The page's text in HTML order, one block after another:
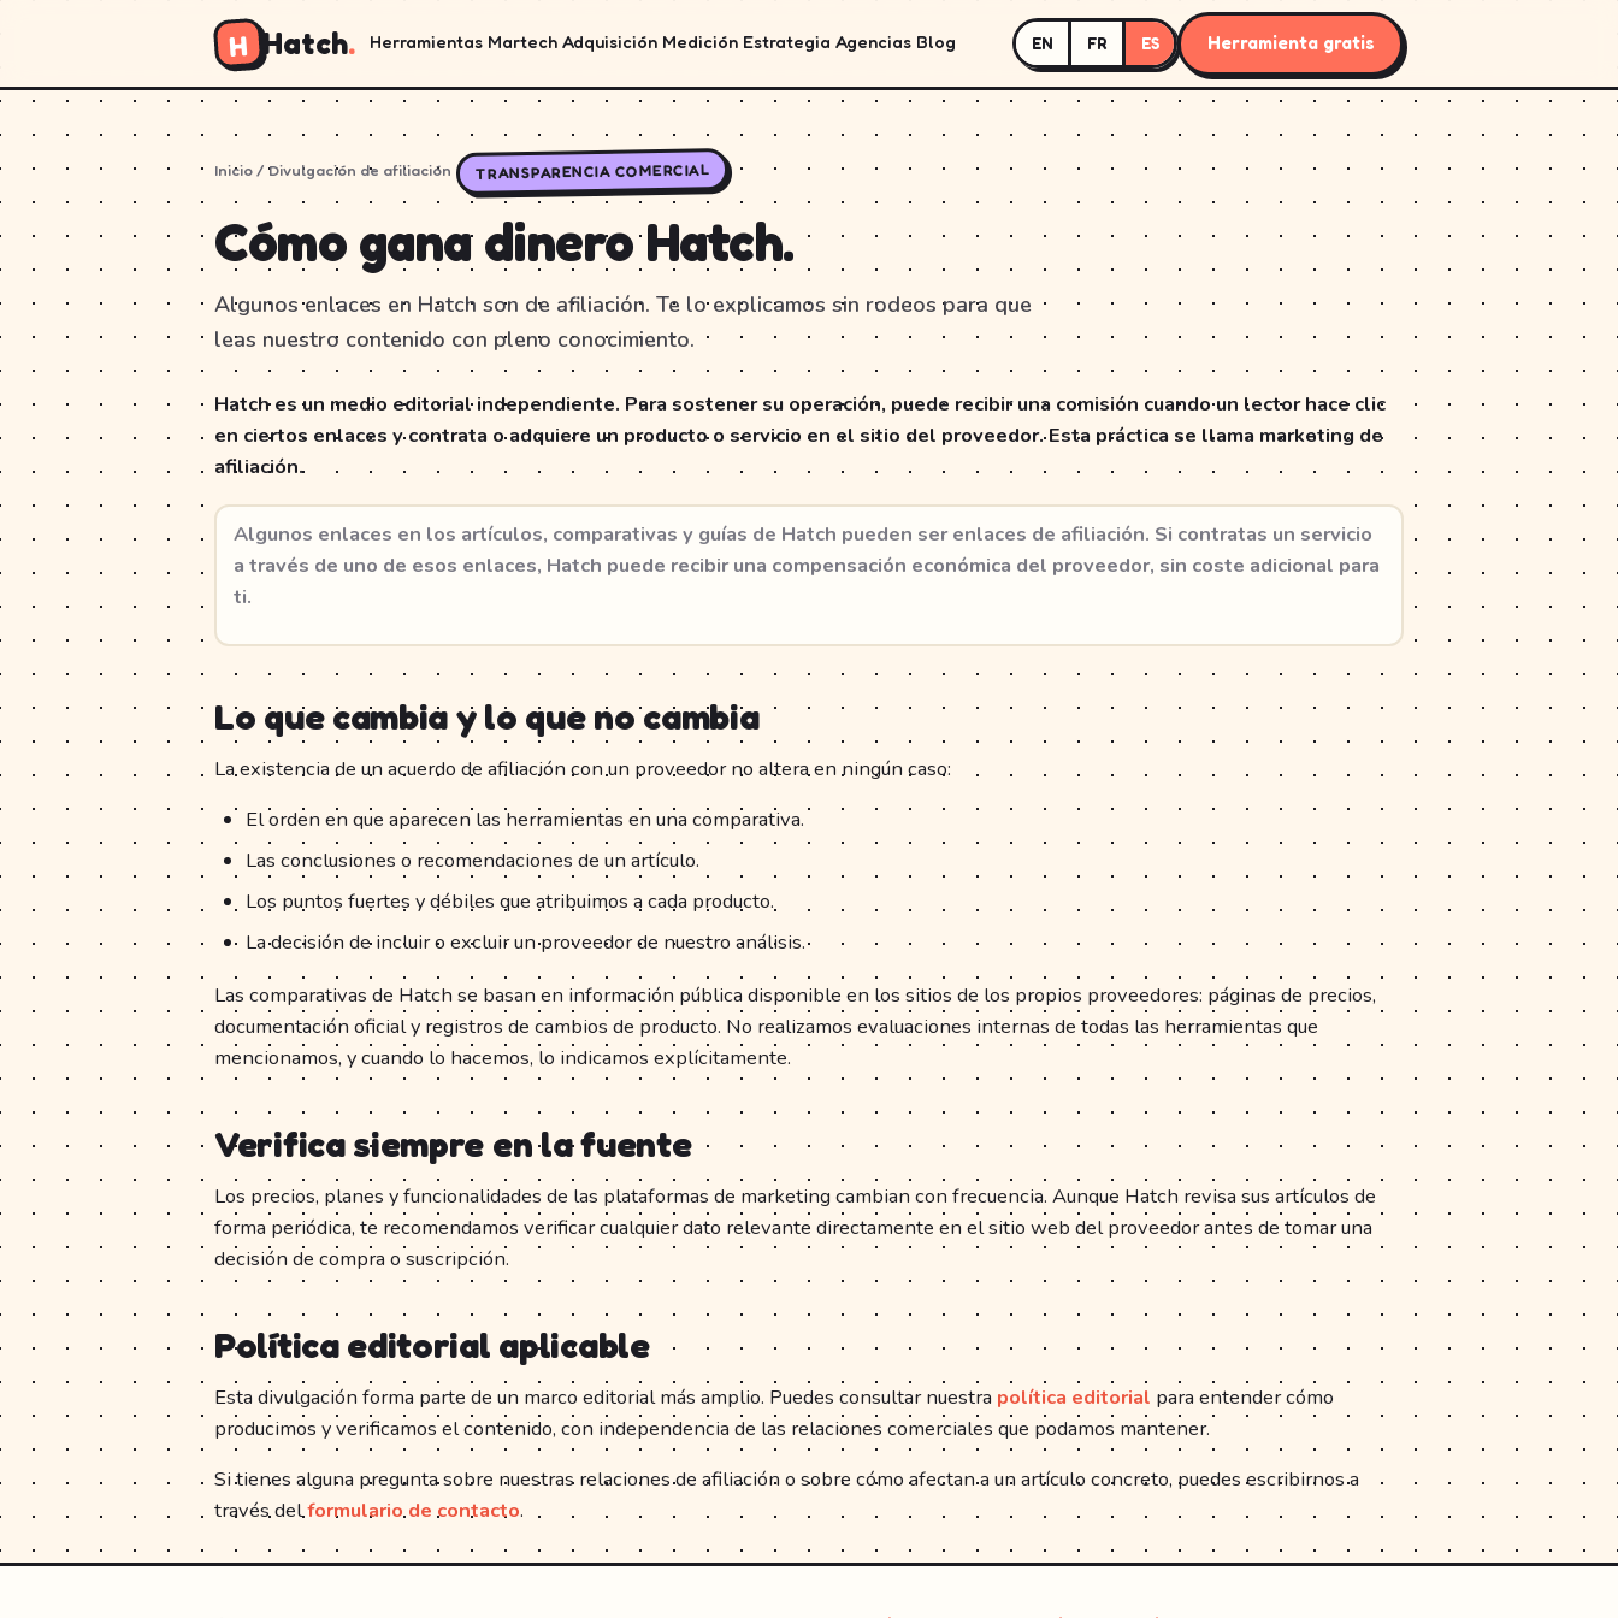
H Hatch. Herramientas Martech Adquisición Medición Estrategia Agencias Blog EN FR ES Herramienta gratis
Inicio / Divulgación de afiliación TRANSPARENCIA COMERCIAL
Cómo gana dinero Hatch.
Algunos enlaces en Hatch son de afiliación. Te lo explicamos sin rodeos para que
leas nuestro contenido con pleno conocimiento.
Hatch es un medio editorial independiente. Para sostener su operación, puede recibir una comisión cuando un lector hace clic
en ciertos enlaces y contrata o adquiere un producto o servicio en el sitio del proveedor. Esta práctica se llama marketing de
afiliación.
Algunos enlaces en los artículos, comparativas y guías de Hatch pueden ser enlaces de afiliación. Si contratas un servicio
a través de uno de esos enlaces, Hatch puede recibir una compensación económica del proveedor, sin coste adicional para
ti.
Lo que cambia y lo que no cambia
La existencia de un acuerdo de afiliación con un proveedor no altera en ningún caso:
El orden en que aparecen las herramientas en una comparativa.
Las conclusiones o recomendaciones de un artículo.
Los puntos fuertes y débiles que atribuimos a cada producto.
La decisión de incluir o excluir un proveedor de nuestro análisis.
Las comparativas de Hatch se basan en información pública disponible en los sitios de los propios proveedores: páginas de precios,
documentación oficial y registros de cambios de producto. No realizamos evaluaciones internas de todas las herramientas que
mencionamos, y cuando lo hacemos, lo indicamos explícitamente.
Verifica siempre en la fuente
Los precios, planes y funcionalidades de las plataformas de marketing cambian con frecuencia. Aunque Hatch revisa sus artículos de
forma periódica, te recomendamos verificar cualquier dato relevante directamente en el sitio web del proveedor antes de tomar una
decisión de compra o suscripción.
Política editorial aplicable
Esta divulgación forma parte de un marco editorial más amplio. Puedes consultar nuestra política editorial para entender cómo
producimos y verificamos el contenido, con independencia de las relaciones comerciales que podamos mantener.
Si tienes alguna pregunta sobre nuestras relaciones de afiliación o sobre cómo afectan a un artículo concreto, puedes escribirnos a
través delformulario de contacto.